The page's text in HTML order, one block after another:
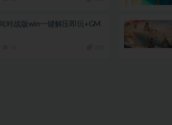
对战版win一键解压即玩+GM